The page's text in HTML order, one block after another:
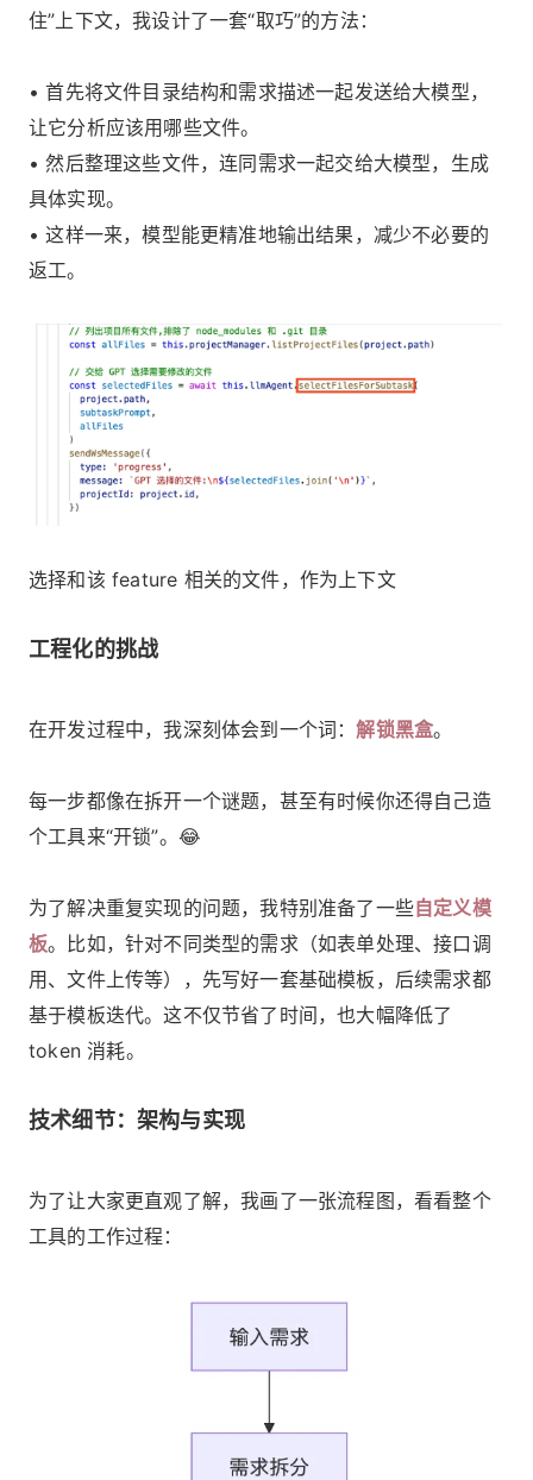
住”上下文，我设计了一套“取巧”的方法：
• 首先将文件目录结构和需求描述一起发送给大模型，
让它分析应该用哪些文件。
• 然后整理这些文件，连同需求一起交给大模型，生成
具体实现。
• 这样一来，模型能更精准地输出结果，减少不必要的
返工。
选择和该 feature 相关的文件，作为上下文
工程化的挑战
在开发过程中，我深刻体会到一个词：解锁黑盒。
每一步都像在拆开一个谜题，甚至有时候你还得自己造
个工具来“开锁”。😂
为了解决重复实现的问题，我特别准备了一些自定义模
板。比如，针对不同类型的需求（如表单处理、接口调
用、文件上传等），先写好一套基础模板，后续需求都
基于模板迭代。这不仅节省了时间，也大幅降低了
token 消耗。
技术细节：架构与实现
为了让大家更直观了解，我画了一张流程图，看看整个
工具的工作过程：